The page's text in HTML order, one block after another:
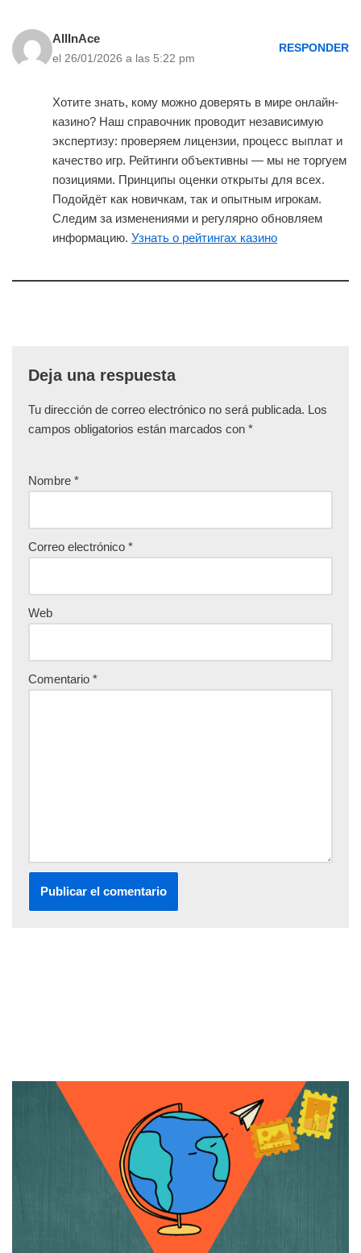
AllInAce
el 26/01/2026 a las 5:22 pm
RESPONDER
Хотите знать, кому можно доверять в мире онлайн-
казино? Наш справочник проводит независимую
экспертизу: проверяем лицензии, процесс выплат и
качество игр. Рейтинги объективны — мы не торгуем
позициями. Принципы оценки открыты для всех.
Подойдёт как новичкам, так и опытным игрокам.
Следим за изменениями и регулярно обновляем
информацию. Узнать о рейтингах казино
Deja una respuesta
Tu dirección de correo electrónico no será publicada. Los
campos obligatorios están marcados con *
Nombre *
Correo electrónico *
Web
Comentario *